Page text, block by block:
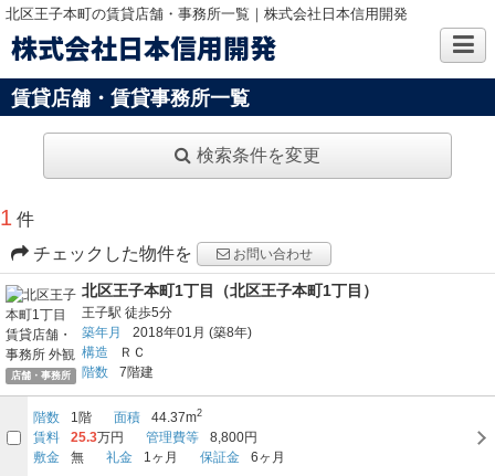
北区王子本町の賃貸店舗・事務所一覧｜株式会社日本信用開発
株式会社日本信用開発
賃貸店舗・賃貸事務所一覧
検索条件を変更
1 件
チェックした物件を
お問い合わせ
店舗・事務所
北区王子本町1丁目（北区王子本町1丁目）
王子駅 徒歩5分
築年月
2018年01月 (築8年)
構造
ＲＣ
階数
7階建
階数 1階 面積 44.37m2
賃料 25.3万円 管理費等
8,800円
敷金
無 礼金 1ヶ月 保証金 6ヶ月